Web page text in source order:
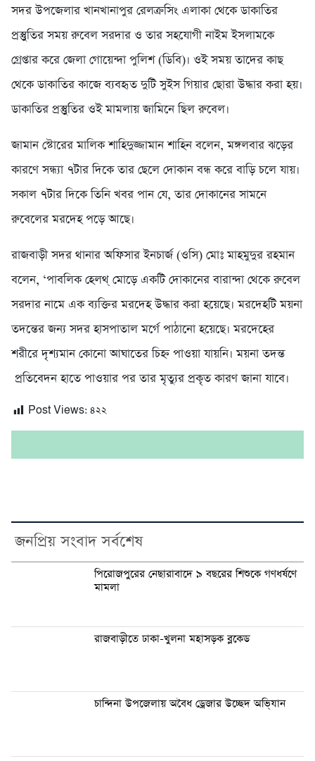
সদর উপজেলার খানখানাপুর রেলক্রসিং এলাকা থেকে ডাকাতির
প্রস্তুুতির সময় রুবেল সরদার ও তার সহযোগী নাইম ইসলামকে
গ্রেপ্তার করে জেলা গোয়েন্দা পুলিশ (ডিবি)। ওই সময় তাদের কাছ
থেকে ডাকাতির কাজে ব্যবহৃত দুটি সুইস গিয়ার ছোরা উদ্ধার করা হয়।
ডাকাতির প্রস্তুুতির ওই মামলায় জামিনে ছিল রুবেল।
জামান স্টোরের মালিক শাহিদুজ্জামান শাহিন বলেন, মঙ্গলবার ঝড়ের
কারণে সন্ধ্যা ৭টার দিকে তার ছেলে দোকান বন্ধ করে বাড়ি চলে যায়।
সকাল ৭টার দিকে তিনি খবর পান যে, তার দোকানের সামনে
রুবেলের মরদেহ পড়ে আছে।
রাজবাড়ী সদর থানার অফিসার ইনচার্জ (ওসি) মোঃ মাহমুদুর রহমান
বলেন, ‘পাবলিক হেলথ্ মোড়ে একটি দোকানের বারান্দা থেকে রুবেল
সরদার নামে এক ব্যক্তির মরদেহ উদ্ধার করা হয়েছে। মরদেহটি ময়না
তদন্তের জন্য সদর হাসপাতাল মর্গে পাঠানো হয়েছে। মরদেহের
শরীরে দৃশ্যমান কোনো আঘাতের চিহ্ন পাওয়া যায়নি। ময়না তদন্ত
প্রতিবেদন হাতে পাওয়ার পর তার মৃত্যুর প্রকৃত কারণ জানা যাবে।
Post Views: ৪২২
জনপ্রিয় সংবাদ সর্বশেষ
পিরোজপুরের নেছারাবাদে ৯ বছরের শিশুকে গণধর্ষণে
মামলা
রাজবাড়ীতে ঢাকা-খুলনা মহাসড়ক ব্লকেড
চান্দিনা উপজেলায় অবৈধ ড্রেজার উচ্ছেদ অভি্যান